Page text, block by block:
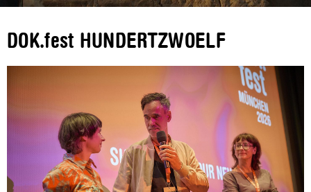
DOK.fest HUNDERTZWOELF